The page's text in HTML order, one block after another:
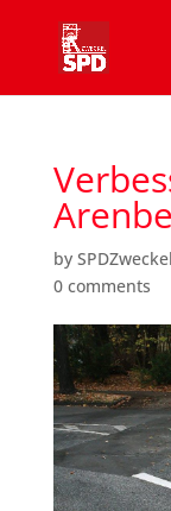
by SPDZweckel
0 comments